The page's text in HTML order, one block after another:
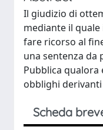
Il giudizio di
mediante il
fare ricorso al
una sentenza da
Pubblica qualora
obblighi
Scheda